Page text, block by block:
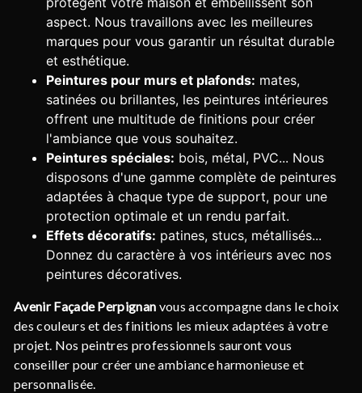
aspect. Nous travaillons avec les meilleures
marques pour vous garantir un résultat durable
et esthétique.
Peintures pour murs et plafonds: mates,
satinées ou brillantes, les peintures intérieures
offrent une multitude de finitions pour créer
l'ambiance que vous souhaitez.
Peintures spéciales: bois, métal, PVC... Nous
disposons d'une gamme complète de peintures
adaptées à chaque type de support, pour une
protection optimale et un rendu parfait.
Effets décoratifs: patines, stucs, métallisés...
Donnez du caractère à vos intérieurs avec nos
peintures décoratives.
Avenir Façade Perpignan vous accompagne dans le choix
des couleurs et des finitions les mieux adaptées à votre
projet. Nos peintres professionnels sauront vous
conseiller pour créer une ambiance harmonieuse et
personnalisée.